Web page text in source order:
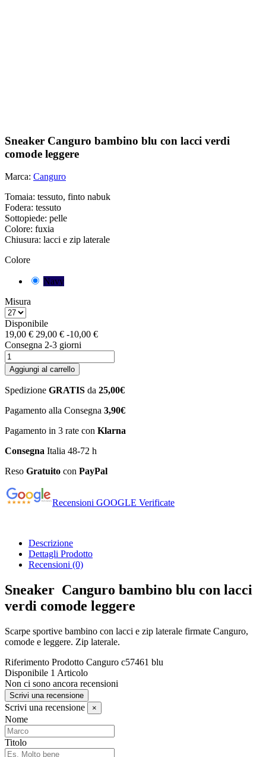
Sneaker Canguro bambino blu con lacci verdi
comode leggere
Marca: Canguro
Tomaia: tessuto, finto nabuk
Fodera: tessuto
Sottopiede: pelle
Colore: fuxia
Chiusura: lacci e zip laterale
Colore
Navy
Misura
Disponibile
19,00 € 29,00 € -10,00 €
Consegna 2-3 giorni
Aggiungi al carrello
Spedizione GRATIS da 25,00€
Pagamento alla Consegna 3,90€
Pagamento in 3 rate con Klarna
Consegna Italia 48-72 h
Reso Gratuito con PayPal
Recensioni GOOGLE Verificate
Descrizione
Dettagli Prodotto
Recensioni (0)
Sneaker Canguro bambino blu con lacci
verdi comode leggere
Scarpe sportive bambino con lacci e zip laterale firmate Canguro,
comode e leggere. Zip laterale.
Riferimento Prodotto Canguro c57461 blu
Disponibile 1 Articolo
Non ci sono ancora recensioni
Scrivi una recensione
Scrivi una recensione ×
Nome
Titolo